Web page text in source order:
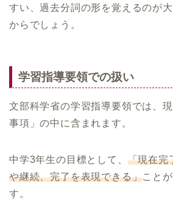
すい、過去分詞の形を覚えるのが
からでしょう。
学習指導要領での扱い
文部科学省の学習指導要領では、
事項」の中に含まれます。
中学3年生の目標として、 「現在完
や継続、完了を表現できる」こと
す。